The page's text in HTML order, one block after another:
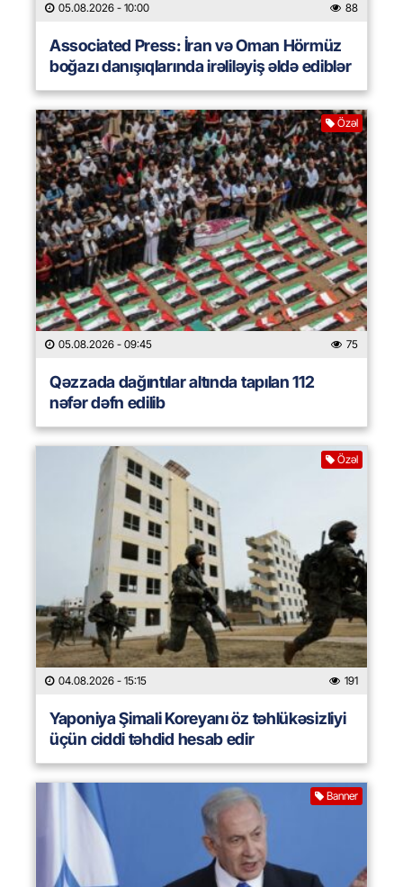
05.08.2026 - 10:00 88
Associated Press: İran və Oman Hörmüz
boğazı danışıqlarında irəliləyiş əldə ediblər
Özəl
05.08.2026 - 09:45 75
Qəzzada dağıntılar altında tapılan 112
nəfər dəfn edilib
Özəl
04.08.2026 - 15:15 191
Yaponiya Şimali Koreyanı öz təhlükəsizliyi
üçün ciddi təhdid hesab edir
Banner